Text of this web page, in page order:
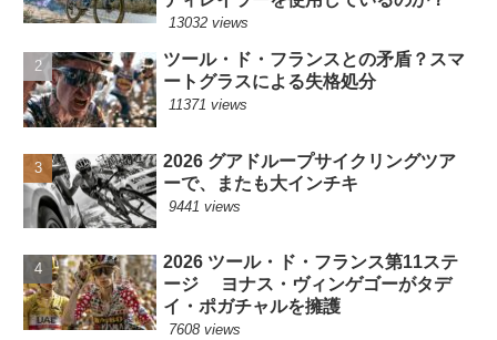
13032 views
ツール・ド・フランスとの矛盾？スマ
ートグラスによる失格処分
11371 views
2026 グアドループサイクリングツア
ーで、またも大インチキ
9441 views
2026 ツール・ド・フランス第11ステ
ージ ヨナス・ヴィンゲゴーがタデ
イ・ポガチャルを擁護
7608 views